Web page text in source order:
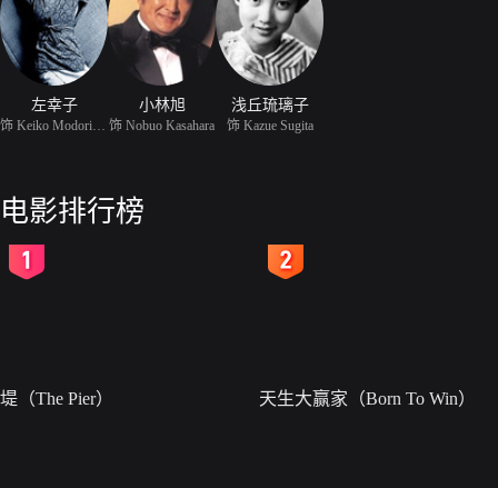
左幸子 小林旭
饰 Nobuo Kasahara
浅丘琉璃子
饰 Kazue Sugita
电影排行榜
堤（The Pier） 天生大赢家（Born To Win）